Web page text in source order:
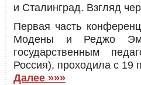
и Сталинград. Взгляд
Первая часть
Модены и Реджо
государственным
Россия), проходила с 19
Далее »»»